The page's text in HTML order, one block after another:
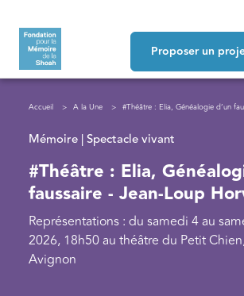
Proposer un
Fil d'Ariane
Accueil A la Une #Théâtre : Elia, Généalogie d’un faussaire - Jean-Loup
Mémoire | Spectacle vivant
#Théâtre : Elia,
faussaire - Jean-Loup
Représentations : du samedi 4 au
2026, 18h50 au théâtre du Petit
Avignon